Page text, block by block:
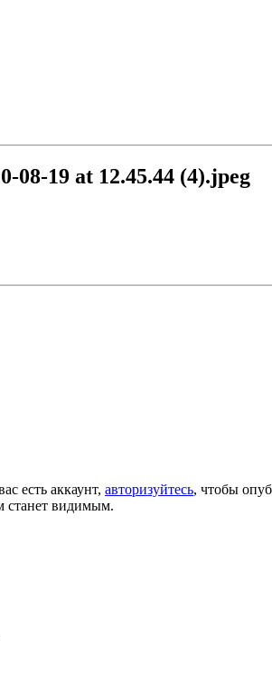
19 at 12.45.44 (4).jpeg
есть аккаунт, авторизуйтесь, чтобы
станет видимым.